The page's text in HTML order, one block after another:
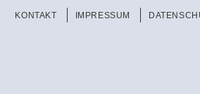
KONTAKT IMPRESSUM